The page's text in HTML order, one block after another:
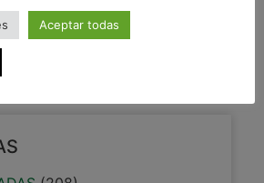
Aceptar todas